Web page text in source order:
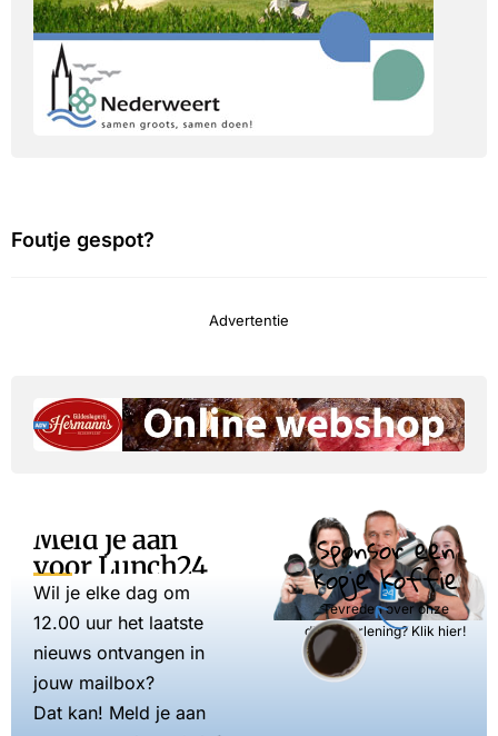
Foutje gespot?
Advertentie
Meld je aan
voor Lunch24
Wil je elke dag om
12.00 uur het laatste
nieuws ontvangen in
jouw mailbox?
Dat kan! Meld je aan
Sponsor een
kopje koffie
Tevreden over onze
dienstverlening? Klik hier!